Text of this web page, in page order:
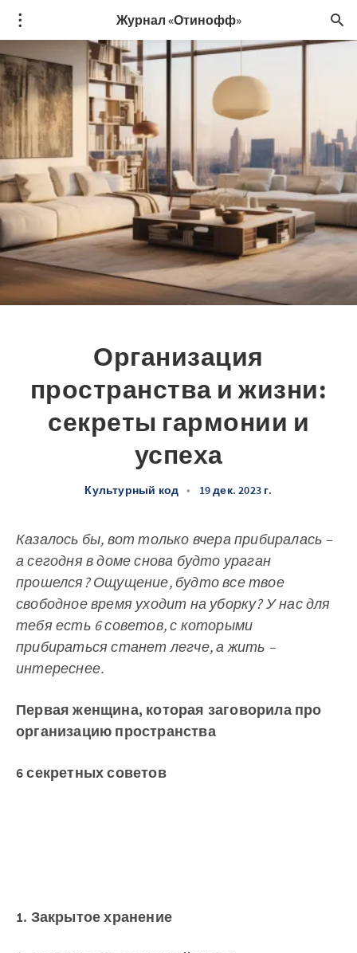
Журнал «Отинофф»
Организация
пространства и жизни:
секреты гармонии и
успеха
Культурный код • 19 дек. 2023 г.
Казалось бы, вот только вчера прибиралась –
а сегодня в доме снова будто ураган
прошелся? Ощущение, будто все твое
свободное время уходит на уборку? У нас для
тебя есть 6 советов, с которыми
прибираться станет легче, а жить –
интереснее.
Первая женщина, которая заговорила про
организацию пространства
6 секретных советов
1. Закрытое хранение